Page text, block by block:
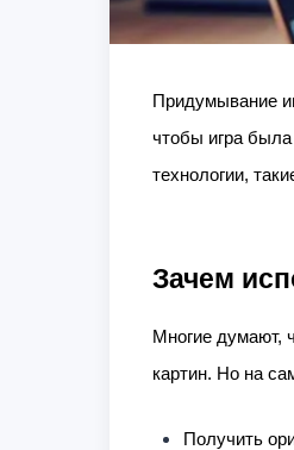
Придумывание
чтобы игра
технологии,
Зачем
Многие думают,
картин. Но на
Получить